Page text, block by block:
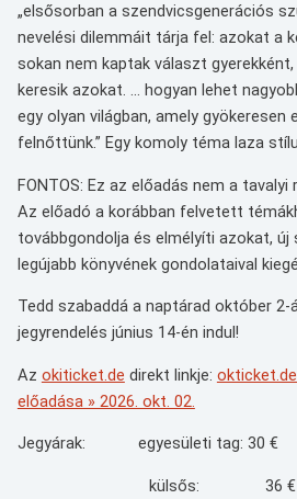
„elsősorban a szendvicsgenerációs
nevelési dilemmáit tárja fel: azokat a
sokan nem kaptak választ
keresik azokat. … hogyan lehet
egy olyan világban, amely gyökeresen
felnőttünk.” Egy komoly téma laza
FONTOS: Ez az előadás nem a
Az előadó a korábban felvetett
továbbgondolja és elmélyíti azokat, új
legújabb könyvének gondolataival
Tedd szabaddá a naptárad október 2-
jegyrendelés június 14-én indul!
Az okiticket.de direkt linkje:
előadása » 2026. okt. 02.
Jegyárak: egyesületi tag: 30 €
külsős: 36 €